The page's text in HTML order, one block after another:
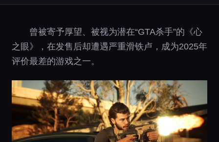
曾被寄予厚望、被视为潜在“GTA杀手”的《心
之眼》，在发售后却遭遇严重滑铁卢，成为2025年
评价最差的游戏之一。